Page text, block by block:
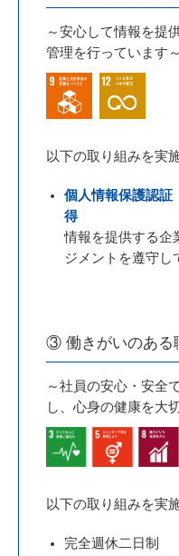
～安心して情報を提
管理を行っています～
以下の取り組みを実
個人情報保護認証
得
情報を提供する企
ジメントを遵守し
③ 働きがいのある
～社員の安心・安全
し、心身の健康を大
以下の取り組みを実
完全週休二日制